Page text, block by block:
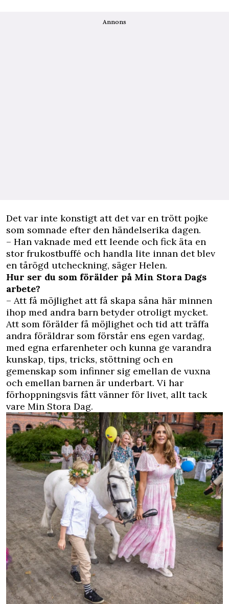
Annons
Det var inte konstigt att det var en trött pojke
som somnade efter den händelserika dagen.
– Han vaknade med ett leende och fick äta en
stor frukostbuffé och handla lite innan det blev
en tårögd utcheckning, säger Helen.
Hur ser du som förälder på Min Stora Dags
arbete?
– Att få möjlighet att få skapa såna här minnen
ihop med andra barn betyder otroligt mycket.
Att som förälder få möjlighet och tid att träffa
andra föräldrar som förstår ens egen vardag,
med egna erfarenheter och kunna ge varandra
kunskap, tips, tricks, stöttning och en
gemenskap som infinner sig emellan de vuxna
och emellan barnen är underbart. Vi har
förhoppningsvis fått vänner för livet, allt tack
vare Min Stora Dag.